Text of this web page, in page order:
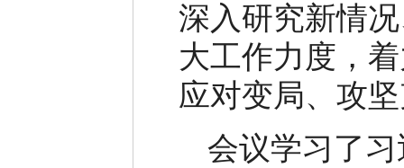
深入研究新情
大工作力度，
应对变局、攻
会议学习了